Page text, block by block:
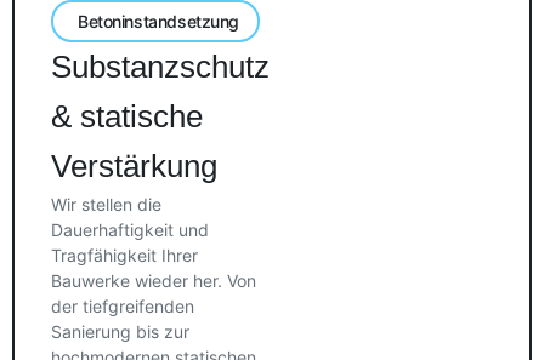
Betoninstandsetzung
Substanzschutz
& statische
Verstärkung
Wir stellen die
Dauerhaftigkeit und
Tragfähigkeit Ihrer
Bauwerke wieder her. Von
der tiefgreifenden
Sanierung bis zur